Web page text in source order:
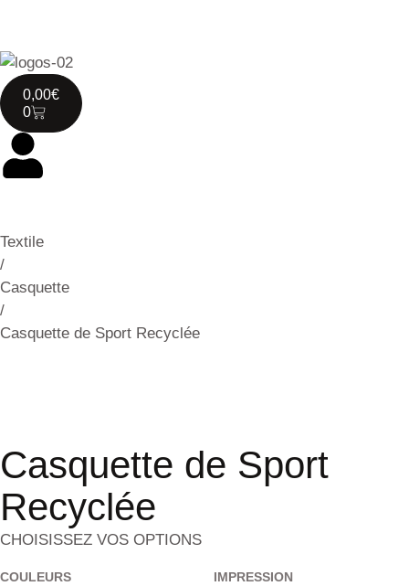
0,00€
0
Textile
/
Casquette
/
Casquette de Sport Recyclée
Casquette de Sport
Recyclée
CHOISISSEZ VOS OPTIONS
COULEURS IMPRESSION